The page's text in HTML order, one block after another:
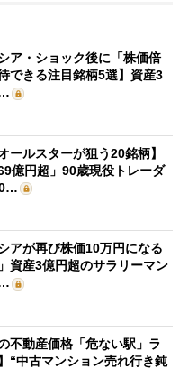
ア・ショック後に「株価倍
できる注目銘柄5選】資産3
ールスターが狙う20銘柄】
億円超」90歳現役トレーダ
アが再び株価10万円になる
資産3億円超のサラリーマン
不動産価格「危ない駅」ラ
“中古マンション売れ行き鈍